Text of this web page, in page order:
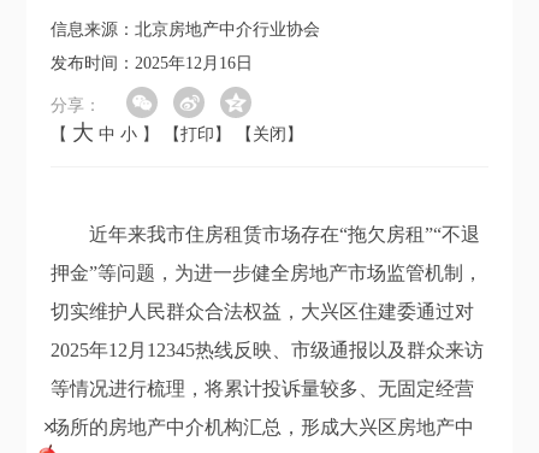
信息来源：北京房地产中介行业协会
发布时间：2025年12月16日
分享：
【 大 中 小 】 【打印】 【关闭】
近年来我市住房租赁市场存在“拖欠房租”“不退
押金”等问题，为进一步健全房地产市场监管机制，
切实维护人民群众合法权益，大兴区住建委通过对
2025年12月12345热线反映、市级通报以及群众来访
等情况进行梳理，将累计投诉量较多、无固定经营
场所的房地产中介机构汇总，形成大兴区房地产中
+